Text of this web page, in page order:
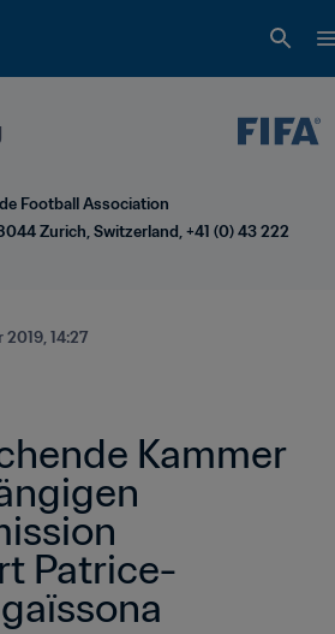
Football Association
Zurich, Switzerland, +41 (0) 43 222
14:27
Kammer
Patrice-